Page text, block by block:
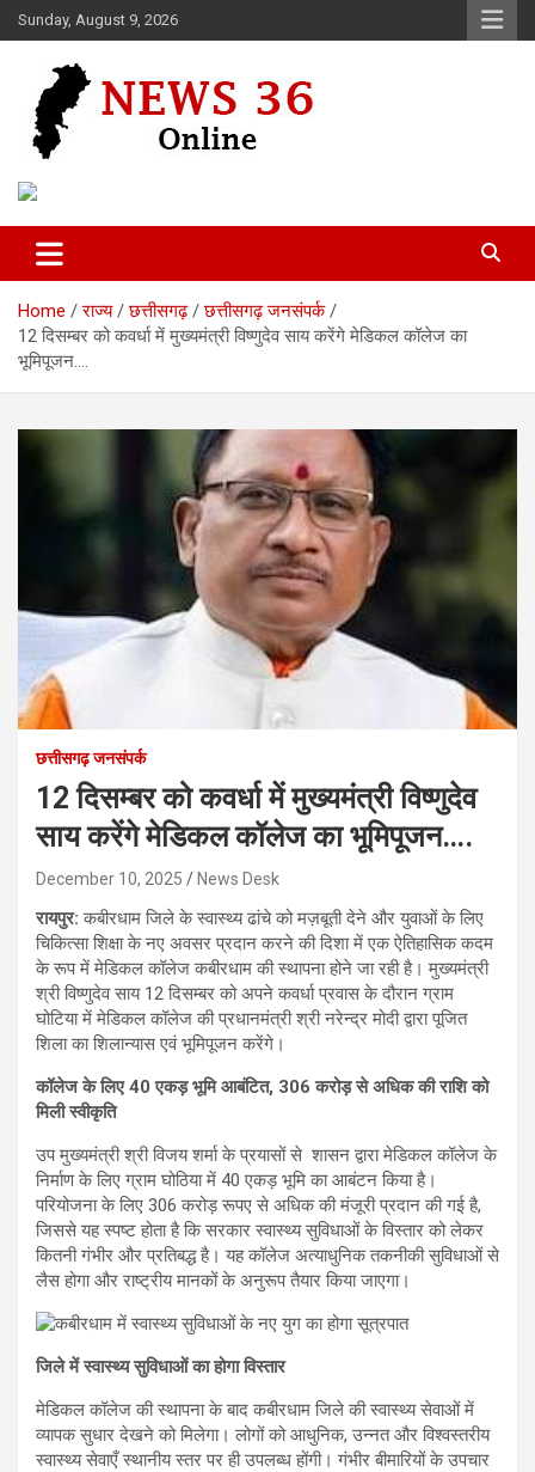
Skip
to
Sunday, August 9, 2026
News 36
Home राज्य छत्तीसगढ़
छत्तीसगढ़ जनसंपर्क
12 दिसम्बर को कवर्धा में मुख्यमंत्री विष्णुदेव साय करेंगे मेडिकल कॉलेज का
भूमिपूजन….
छत्तीसगढ़ जनसंपर्क
12 दिसम्बर को कवर्धा में मुख्यमंत्री विष्णुदेव
साय करेंगे मेडिकल कॉलेज का भूमिपूजन….
December 10, 2025 News Desk
रायपुर:कबीरधाम जिले के स्वास्थ्य ढांचे को मज़बूती देने और युवाओं के लिए
चिकित्सा शिक्षा के नए अवसर प्रदान करने की दिशा में एक ऐतिहासिक कदम
के रूप में मेडिकल कॉलेज कबीरधाम की स्थापना होने जा रही है। मुख्यमंत्री
श्री विष्णुदेव साय 12 दिसम्बर को अपने कवर्धा प्रवास के दौरान ग्राम
घोटिया में मेडिकल कॉलेज की प्रधानमंत्री श्री नरेन्द्र मोदी द्वारा पूजित
शिला का शिलान्यास एवं भूमिपूजन करेंगे।
कॉलेज के लिए 40 एकड़ भूमि आबंटित, 306 करोड़ से अधिक की राशि को
मिली स्वीकृति
उप मुख्यमंत्री श्री विजय शर्मा के प्रयासों से शासन द्वारा मेडिकल कॉलेज के
निर्माण के लिए ग्राम घोठिया में 40 एकड़ भूमि का आबंटन किया है।
परियोजना के लिए 306 करोड़ रूपए से अधिक की मंजूरी प्रदान की गई है,
जिससे यह स्पष्ट होता है कि सरकार स्वास्थ्य सुविधाओं के विस्तार को लेकर
कितनी गंभीर और प्रतिबद्ध है। यह कॉलेज अत्याधुनिक तकनीकी सुविधाओं से
लैस होगा और राष्ट्रीय मानकों के अनुरूप तैयार किया जाएगा।
जिले में स्वास्थ्य सुविधाओं का होगा विस्तार
मेडिकल कॉलेज की स्थापना के बाद कबीरधाम जिले की स्वास्थ्य सेवाओं में
व्यापक सुधार देखने को मिलेगा। लोगों को आधुनिक, उन्नत और विश्वस्तरीय
स्वास्थ्य सेवाएँ स्थानीय स्तर पर ही उपलब्ध होंगी। गंभीर बीमारियों के उपचार